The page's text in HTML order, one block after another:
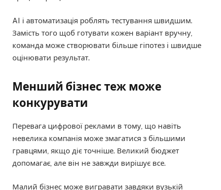
AI і автоматизація роблять тестування швидшим.
Замість того щоб готувати кожен варіант вручну,
команда може створювати більше гіпотез і швидше
оцінювати результат.
Менший бізнес теж може
конкурувати
Перевага цифрової реклами в тому, що навіть
невелика компанія може змагатися з більшими
гравцями, якщо діє точніше. Великий бюджет
допомагає, але він не завжди вирішує все.
Малий бізнес може вигравати завдяки вузькій